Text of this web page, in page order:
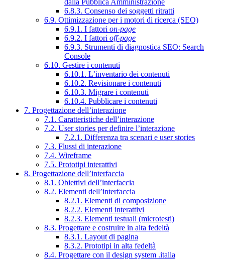
6.8.3. Consenso dei soggetti ritratti
6.9. Ottimizzazione per i motori di ricerca (SEO)
6.9.1. I fattori on-page
6.9.2. I fattori off-page
6.9.3. Strumenti di diagnostica SEO: Search
Console
6.10. Gestire i contenuti
6.10.1. L’inventario dei contenuti
6.10.2. Revisionare i contenuti
6.10.3. Migrare i contenuti
6.10.4. Pubblicare i contenuti
7. Progettazione dell’interazione
7.1. Caratteristiche dell’interazione
7.2. User stories per definire l’interazione
7.2.1. Differenza tra scenari e user stories
7.3. Flussi di interazione
7.4. Wireframe
7.5. Prototipi interattivi
8. Progettazione dell’interfaccia
8.1. Obiettivi dell’interfaccia
8.2. Elementi dell’interfaccia
8.2.1. Elementi di composizione
8.2.2. Elementi interattivi
8.2.3. Elementi testuali (microtesti)
8.3. Progettare e costruire in alta fedeltà
8.3.1. Layout di pagina
8.3.2. Prototipi in alta fedeltà
8.4. Progettare con il design system .italia